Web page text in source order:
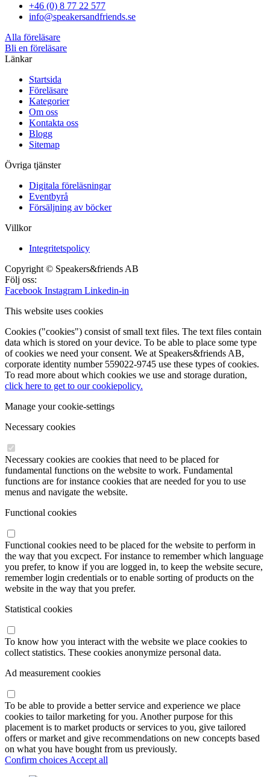
+46 (0) 8 77 22 577
info@speakersandfriends.se
Alla föreläsare
Bli en föreläsare​
Länkar
Startsida
Föreläsare
Kategorier
Om oss
Kontakta oss
Blogg
Sitemap
Övriga tjänster
Digitala föreläsningar
Eventbyrå
Försäljning av böcker
Villkor
Integritetspolicy
Copyright © Speakers&friends AB
Följ oss:
Facebook Instagram Linkedin-in
This website uses cookies
Cookies ("cookies") consist of small text files. The text files contain
data which is stored on your device. To be able to place some type
of cookies we need your consent. We at Speakers&friends AB,
corporate identity number 559022-9745 use these types of cookies.
To read more about which cookies we use and storage duration,
click here to get to our cookiepolicy.
Manage your cookie-settings
Necessary cookies
Necessary cookies are cookies that need to be placed for
fundamental functions on the website to work. Fundamental
functions are for instance cookies that are needed for you to use
menus and navigate the website.
Functional cookies
Functional cookies need to be placed for the website to perform in
the way that you excpect. For instance to remember which language
you prefer, to know if you are logged in, to keep the website secure,
remember login credentials or to enable sorting of products on the
website in the way that you prefer.
Statistical cookies
To know how you interact with the website we place cookies to
collect statistics. These cookies anonymize personal data.
Ad measurement cookies
To be able to provide a better service and experience we place
cookies to tailor marketing for you. Another purpose for this
placement is to market products or services to you, give tailored
offers or market and give recommendations on new concepts based
on what you have bought from us previously.
Confirm choices Accept all